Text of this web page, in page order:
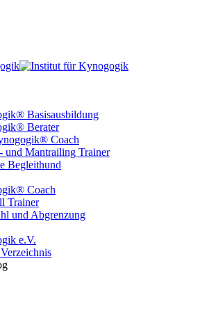
Basisausbildung
Berater
Coach
und Mantrailing Trainer
Begleithund
Coach
Trainer
und Abgrenzung
e.V.